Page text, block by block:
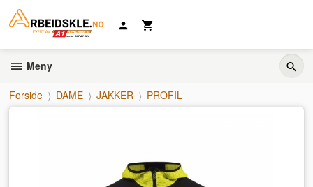
innholdet
Meny
Forside DAME JAKKER PROFIL